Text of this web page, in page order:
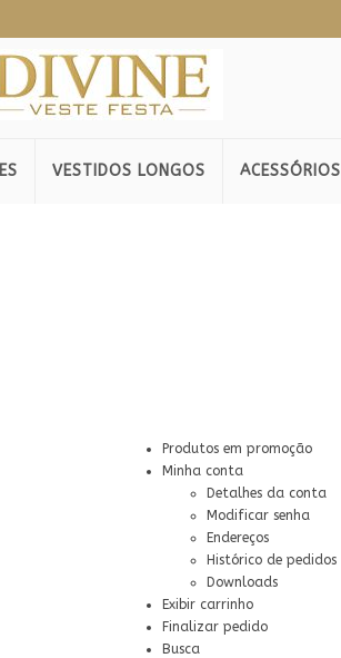
VESTIDOS LONGOS ACESSÓRIOS
Produtos em promoção
Minha conta
Detalhes da conta
Modificar senha
Endereços
Histórico de pedidos
Downloads
Exibir carrinho
Finalizar pedido
Busca